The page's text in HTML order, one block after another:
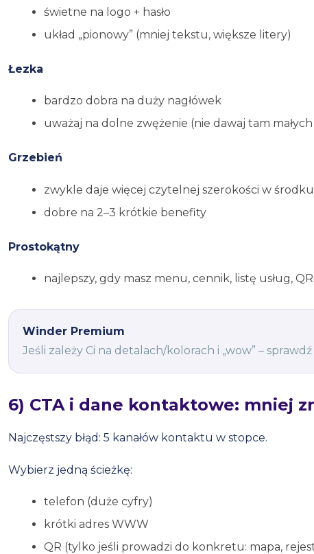
świetne na logo + hasło
układ „pionowy” (mniej tekstu, większe litery)
Łezka
bardzo dobra na duży nagłówek
uważaj na dolne zwężenie (nie dawaj tam
Grzebień
zwykle daje więcej czytelnej szerokości w środku
dobre na 2–3 krótkie benefity
Prostokątny
najlepszy, gdy masz menu, cennik, listę usług,
Winder Premium
Jeśli zależy Ci na detalach/kolorach i „wow” –
6) CTA i dane kontaktowe: mniej
Najczęstszy błąd: 5 kanałów kontaktu w stopce.
Wybierz jedną ścieżkę:
telefon (duże cyfry)
krótki adres WWW
QR (tylko jeśli prowadzi do konkretu: mapa,